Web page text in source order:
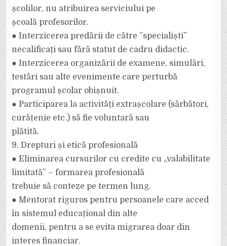
școlilor, nu atribuirea serviciului pe
școală profesorilor.
● Interzicerea predării de către ”specialiști”
necalificați sau fără statut de cadru didactic.
● Interzicerea organizării de examene, simulări,
testări sau alte evenimente care perturbă
programul școlar obișnuit.
● Participarea la activități extrașcolare (sărbători,
curățenie etc.) să fie voluntară sau
plătită.
9. Drepturi și etică profesională
● Eliminarea cursurilor cu credite cu „valabilitate
limitată” – formarea profesională
trebuie să conteze pe termen lung.
● Mentorat riguros pentru persoanele care acced
în sistemul educațional din alte
domenii, pentru a se evita migrarea doar din
interes financiar.